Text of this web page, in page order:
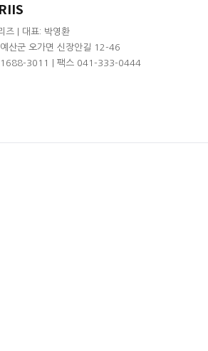
즈 | 대표: 박영환
산군 오가면 신장안길 12-46
1688-3011 | 팩스 041-333-0444